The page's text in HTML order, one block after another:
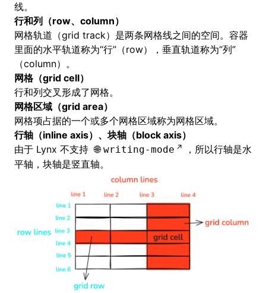
线。
行和列（row、column）
网格轨道（grid track）是两条网格线之间的空间。容器
里面的水平轨道称为“行”（row），垂直轨道称为“列”
（column）。
网格（grid cell）
行和列交叉形成了网格。
网格区域（grid area）
网格项占据的一个或多个网格区域称为网格区域。
行轴（inline axis）、块轴（block axis）
由于 Lynx 不支持
writing-mode
，所以行轴是水
平轴，块轴是竖直轴。